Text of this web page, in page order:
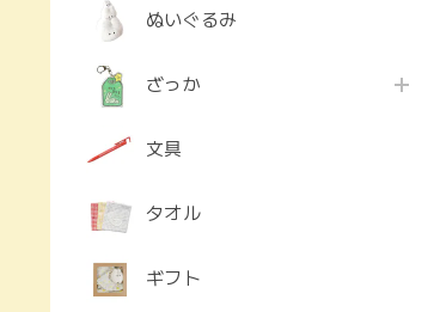
ぬいぐるみ
ざっか
文具
タオル
ギフト